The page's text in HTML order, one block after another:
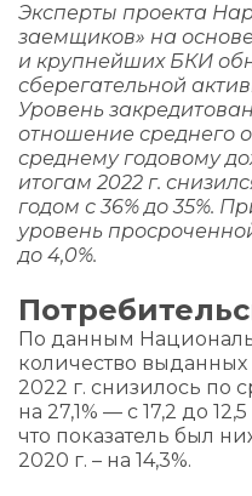
Эксперты проекта
заемщиков» на
и крупнейших БКИ
сберегательной
Уровень
отношение среднего
среднему годовому
итогам 2022 г.
годом с 36%до35%.
уровень
до 4,0%.
По данным
количество выданных
2022 г. снизилось
на 27,1% — с 17,2 до
что показатель был
2020 г. – на 14,3%.